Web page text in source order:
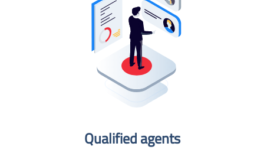
Qualified agents​